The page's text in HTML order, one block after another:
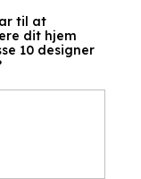
til at
dit hjem
10 designer